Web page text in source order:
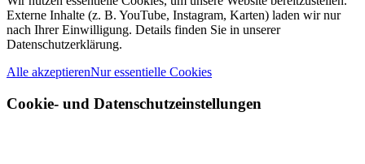
Externe Inhalte (z. B. YouTube, Instagram, Karten) laden wir nur
nach Ihrer Einwilligung. Details finden Sie in unserer
Datenschutzerklärung.
Alle akzeptierenNur essentielle Cookies
Cookie- und Datenschutzeinstellungen